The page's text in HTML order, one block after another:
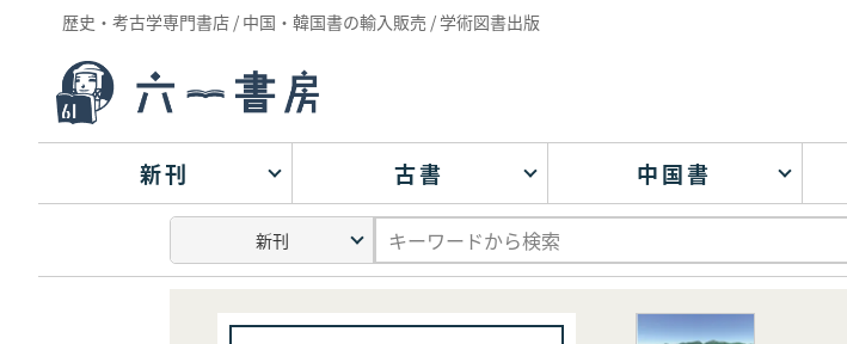
歴史・考古学専門書店 / 中国・韓国書の輸入販売 / 学術図書出版
新刊 古書 中国書